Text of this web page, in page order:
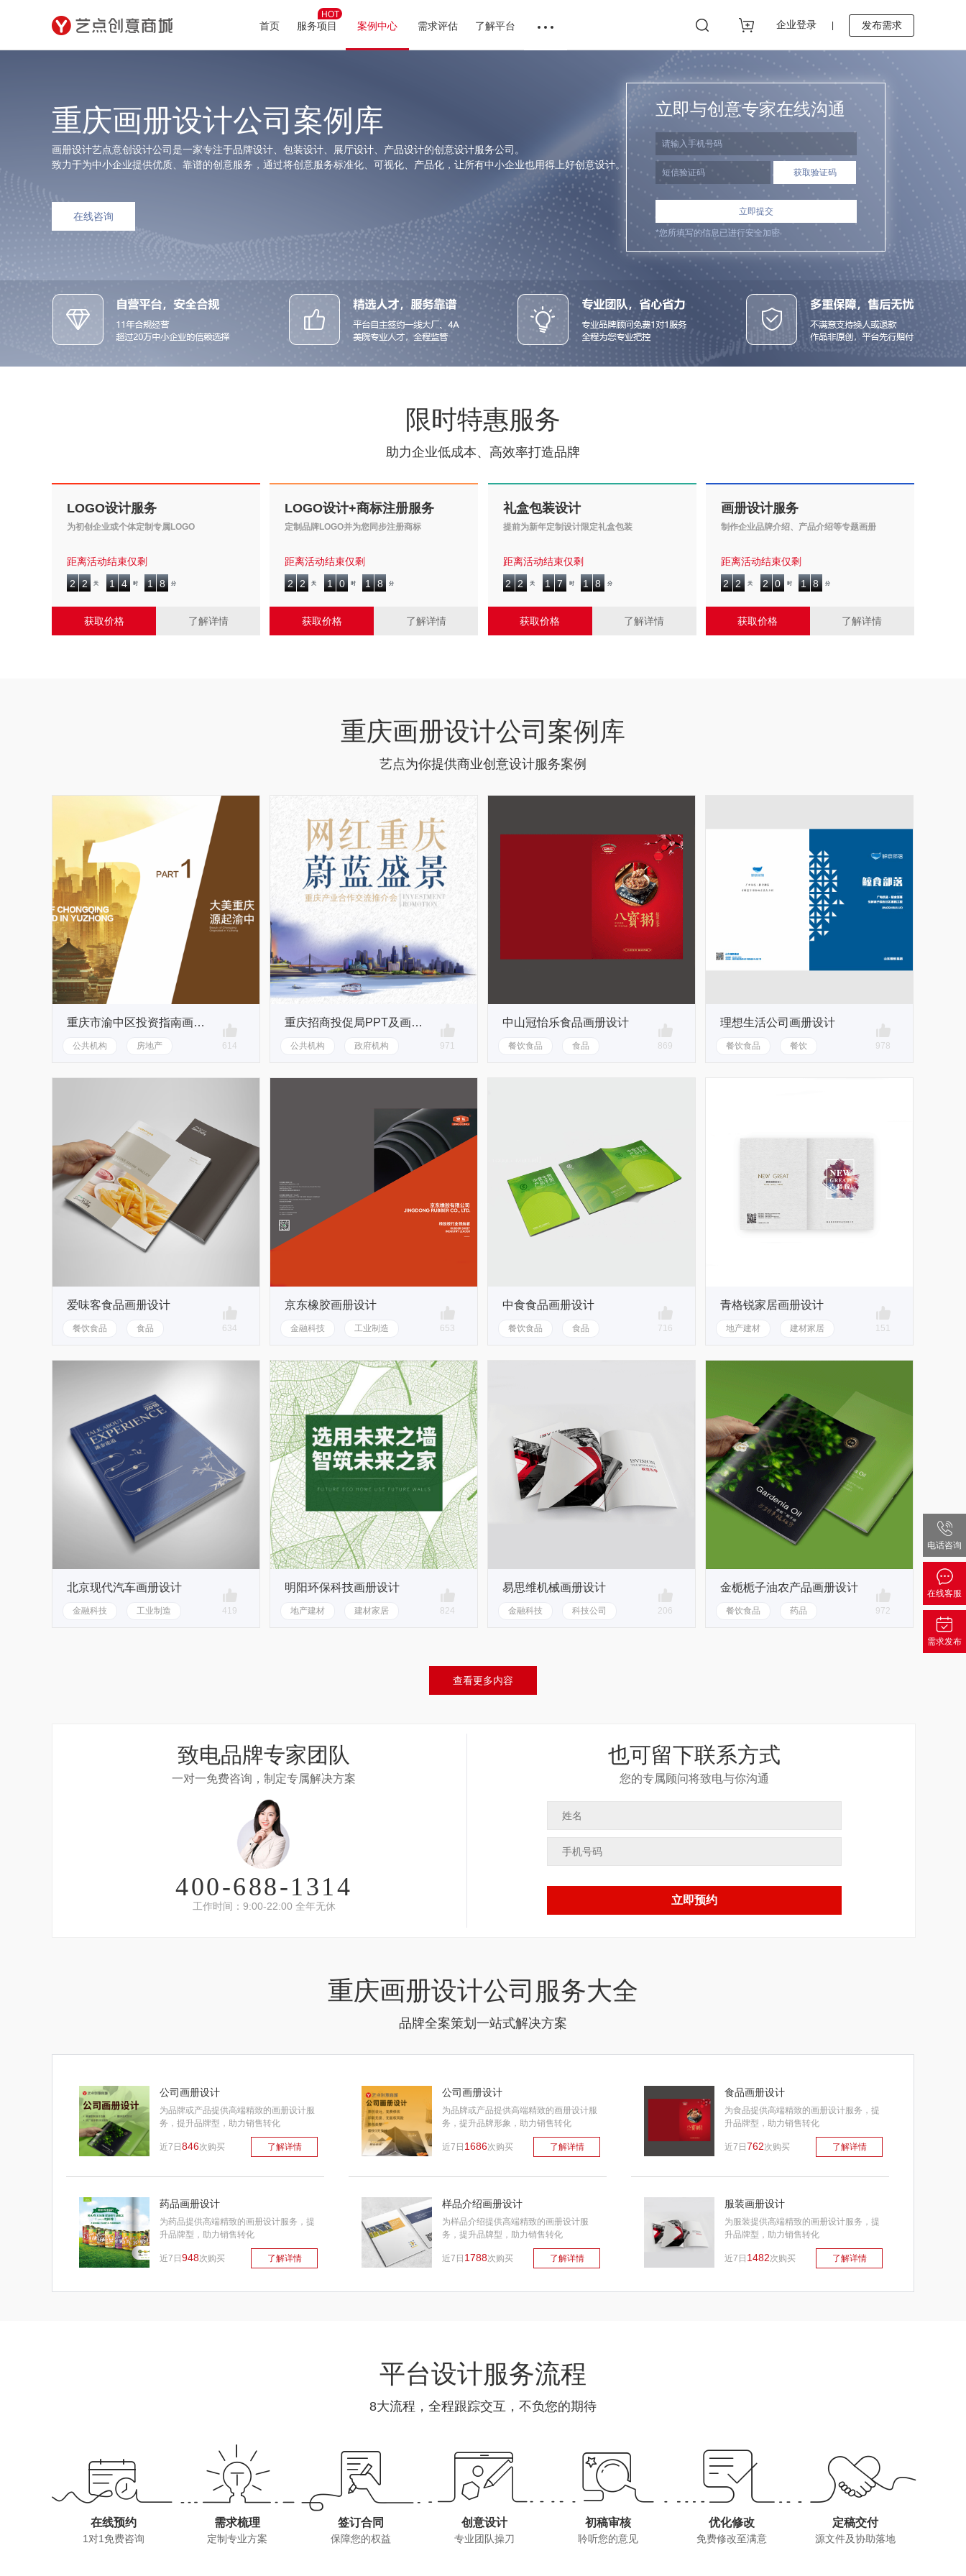
首页 服务项目
HOT
案例中心 需求评估 了解平台 企业登录 发布需求
重庆画册设计公司 案例库
画册设计艺点意创设计公司是一家专注于品牌设计、包装设计、展厅设计、产品设计的创意设计服务公司。
致力于为中小企业提供优质、靠谱的创意服务，通过将创意服务标准化、可视化、产品化，让所有中小企业也用得上好创意设计。
在线咨询
立即与创意专家在线沟通
立即提交
*您所填写的信息已进行安全加密
限时特惠服务
助力企业低成本、高效率打造品牌
LOGO设计服务
为初创企业或个体定制专属LOGO
距离活动结束仅剩
2
2
2
2
天
1
1
4
4
时
1 8
分
获取价格 了解详情
LOGO设计+商标注册服务
定制品牌LOGO并为您同步注册商标
距离活动结束仅剩
2
2
2
2
天
1
1
0
0
时
1 8
分
获取价格 了解详情
礼盒包装设计
提前为新年定制设计限定礼盒包装
距离活动结束仅剩
2
2
2
2
天
1
1
7
7
时
1 8
分
获取价格 了解详情
画册设计服务
制作企业品牌介绍、产品介绍等专题画册
距离活动结束仅剩
2
2
2
2
天
2
2
0
0
时
1 8
分
获取价格 了解详情
重庆画册设计公司案例库
艺点为你提供商业创意设计服务案例
重庆市渝中区投资指南画册设计
公共机构 房地产 614
重庆招商投促局PPT及画册设计
公共机构 政府机构 971
中山冠怡乐食品画册设计
餐饮食品 食品 869
理想生活公司画册设计
餐饮食品 餐饮 978
爱味客食品画册设计
餐饮食品 食品 634
京东橡胶画册设计
金融科技 工业制造 653
中食食品画册设计
餐饮食品 食品 716
青格锐家居画册设计
地产建材 建材家居 151
北京现代汽车画册设计
金融科技 工业制造 419
明阳环保科技画册设计
地产建材 建材家居 824
易思维机械画册设计
金融科技 科技公司 206
金栀栀子油农产品画册设计
餐饮食品 药品 972
查看更多内容
致电品牌专家团队
一对一免费咨询，制定专属解决方案
400-688-1314
工作时间：9:00-22:00 全年无休
也可留下联系方式
您的专属顾问将致电与你沟通
立即预约
重庆画册设计公司服务大全
品牌全案策划一站式解决方案
公司画册设计
为品牌或产品提供高端精致的画册设计服
务，提升品牌型，助力销售转化
近7日 846次购买 了解详情
公司画册设计
为品牌或产品提供高端精致的画册设计服
务，提升品牌形象，助力销售转化
近7日 1686次购买 了解详情
食品画册设计
为食品提供高端精致的画册设计服务，提
升品牌型，助力销售转化
近7日 762次购买 了解详情
药品画册设计
为药品提供高端精致的画册设计服务，提
升品牌型，助力销售转化
近7日 948次购买 了解详情
样品介绍画册设计
为样品介绍提供高端精致的画册设计服
务，提升品牌型，助力销售转化
近7日 1788次购买 了解详情
服装画册设计
为服装提供高端精致的画册设计服务，提
升品牌型，助力销售转化
近7日 1482次购买 了解详情
平台设计服务流程
8大流程，全程跟踪交互，不负您的期待
在线预约
1对1免费咨询
需求梳理
定制专业方案
签订合同
保障您的权益
创意设计
专业团队操刀
初稿审核
聆听您的意见
优化修改
免费修改至满意
定稿交付
源文件及协助落地
电话咨询
在线客服
需求发布